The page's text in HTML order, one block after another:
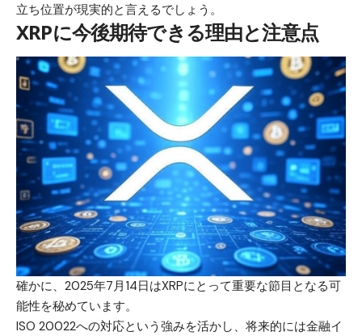
立ち位置が現実的と言えるでしょう。
XRPに今後期待できる理由と注意点
確かに、2025年7月14日はXRPにとって重要な節目となる可
能性を秘めています。
ISO 20022への対応という強みを活かし、将来的には金融イ